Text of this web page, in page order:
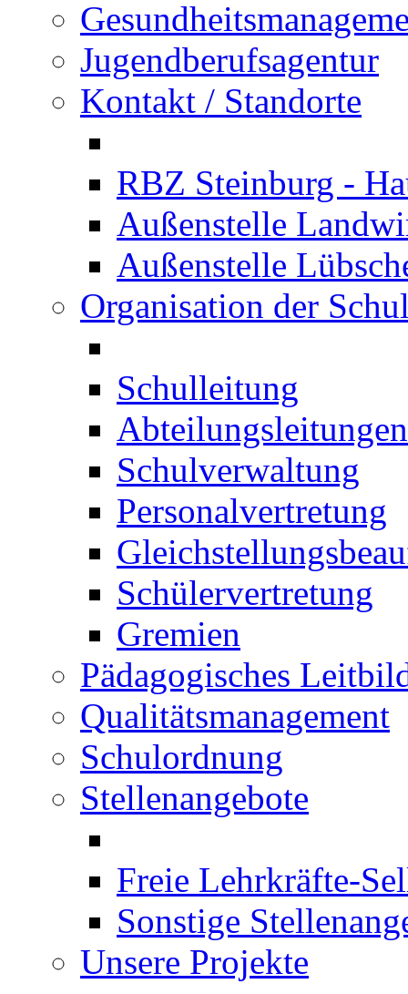
Jugendberufsagentur
Kontakt / Standorte
RBZ Steinburg -
Außenstelle
Außenstelle
Organisation der
Schulleitung
Abteilungsleitungen
Schulverwaltung
Personalvertretung
Schülervertretung
Gremien
Pädagogisches
Qualitätsmanagement
Schulordnung
Stellenangebote
Freie Lehrkräfte-
Sonstige
Unsere Projekte